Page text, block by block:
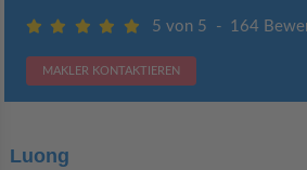
5 von 5 - 164
MAKLER KONTAKTIEREN